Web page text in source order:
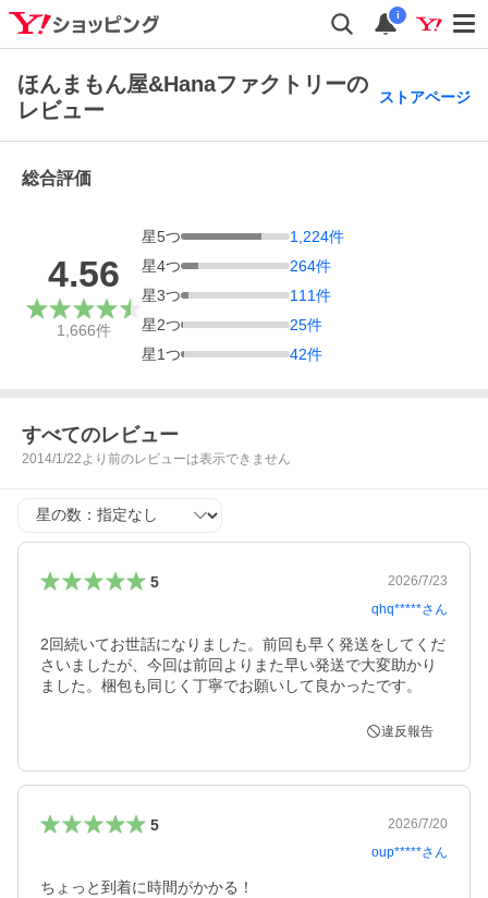
i
ほんまもん屋&Hanaファクトリーの
レビュー
ストアページ
総合評価
4.56
1,666件
星5つ 1,224件
星4つ 264件
星3つ 111件
星2つ 25件
星1つ 42件
すべてのレビュー
2014/1/22より前のレビューは表示できません
星の数
5
2026/7/23
qhq*****さん
2回続いてお世話になりました。前回も早く発送をしてくだ
さいましたが、今回は前回よりまた早い発送で大変助かり
ました。梱包も同じく丁寧でお願いして良かったです。
違反報告
5
2026/7/20
oup*****さん
ちょっと到着に時間がかかる！